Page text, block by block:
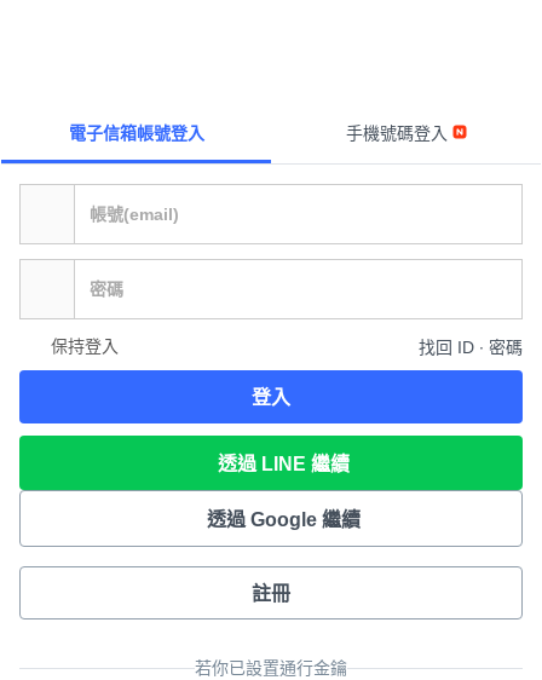
電子信箱帳號登入 手機號碼登入
保持登入 找回 ID ∙ 密碼
登入
透過 LINE 繼續
透過 Google 繼續
註冊
若你已設置通行金鑰